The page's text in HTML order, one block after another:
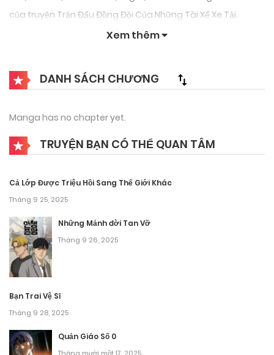
của truyện Trận Đấu Đồng Đội Của Những Tài Xế Xe Tải.
Xem thêm
DANH SÁCH CHƯƠNG
Manga has no chapter yet.
TRUYỆN BẠN CÓ THỂ QUAN TÂM
Cả Lớp Được Triệu Hồi Sang Thế Giới Khác
Tháng 9 25, 2025
Những Mảnh đời Tan Vỡ
Tháng 9 26, 2025
Bạn Trai Vệ Sĩ
Tháng 9 28, 2025
Quản Giáo Số 0